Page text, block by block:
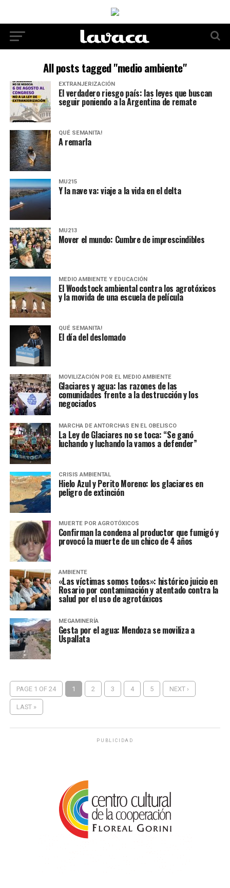
All posts tagged "medio ambiente"
EXTRANJERIZACIÓN
El verdadero riesgo país: las leyes que buscan
seguir poniendo a la Argentina de remate
QUÉ SEMANITA!
A remarla
MU215
Y la nave va: viaje a la vida en el delta
MU213
Mover el mundo: Cumbre de imprescindibles
MEDIO AMBIENTE Y EDUCACIÓN
El Woodstock ambiental contra los agrotóxicos
y la movida de una escuela de película
QUÉ SEMANITA!
El día del deslomado
MOVILIZACIÓN POR EL MEDIO AMBIENTE
Glaciares y agua: las razones de las
comunidades frente a la destrucción y los
negociados
MARCHA DE ANTORCHAS EN EL OBELISCO
La Ley de Glaciares no se toca: “Se ganó
luchando y luchando la vamos a defender”
CRISIS AMBIENTAL
Hielo Azul y Perito Moreno: los glaciares en
peligro de extinción
MUERTE POR AGROTÓXICOS
Confirman la condena al productor que fumigó y
provocó la muerte de un chico de 4 años
AMBIENTE
«Las víctimas somos todos»: histórico juicio en
Rosario por contaminación y atentado contra la
salud por el uso de agrotóxicos
MEGAMINERÍA
Gesta por el agua: Mendoza se moviliza a
Uspallata
PAGE 1 OF 24 1 2 3 4 5 NEXT ›
LAST »
PUBLICIDAD